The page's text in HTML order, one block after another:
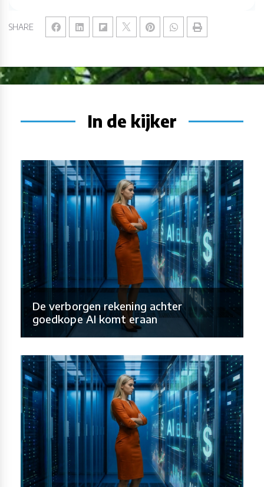
SHARE
In de kijker
De verborgen rekening achter
goedkope AI komt eraan